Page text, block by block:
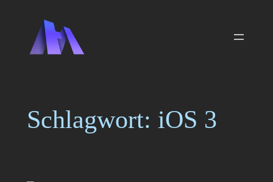
springen
Schlagwort: iOS 3